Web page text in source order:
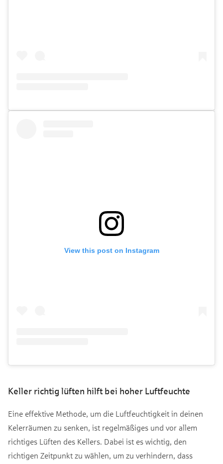
View this post on Instagram
Keller richtig lüften hilft bei hoher Luftfeuchte
Eine effektive Methode, um die Luftfeuchtigkeit in deinen
Kelerräumen zu senken, ist regelmäßiges und vor allem
richtiges Lüften des Kellers. Dabei ist es wichtig, den
richtigen Zeitpunkt zu wählen, um zu verhindern, dass